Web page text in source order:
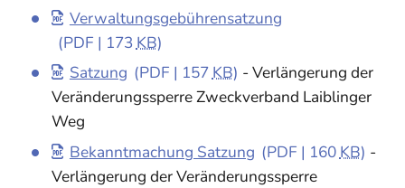
Verwaltungsgebührensatzung
(PDF | 173KB)
Satzung (PDF | 157KB) - Verlängerung der
Veränderungssperre Zweckverband Laiblinger
Weg
Bekanntmachung Satzung (PDF | 160 KB) -
Verlängerung der Veränderungssperre